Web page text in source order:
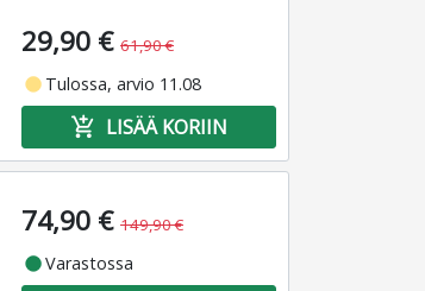
29,90 € 61,90 €
fiber_manual_record Tulossa, arvio 11.08
add_shopping_cart LISÄÄ KORIIN
74,90 € 149,90 €
fiber_manual_recordVarastossa